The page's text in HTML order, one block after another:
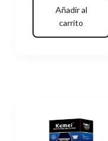
Añadir al
carrito